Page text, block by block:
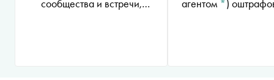
сообщества и встречи,
агентом *)